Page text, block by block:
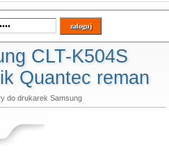
CLT-K504S
Quantec reman
do drukarek Samsung